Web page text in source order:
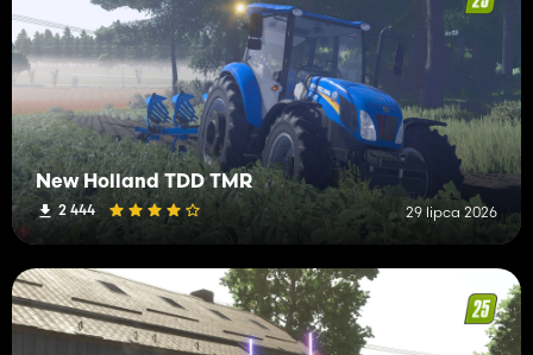
New Holland TDD TMR
2 444 29 lipca 2026